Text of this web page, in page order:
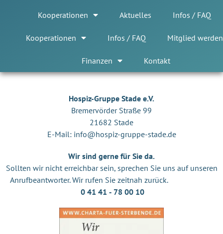
Kooperationen Aktuelles Infos / FAQ
Kooperationen Infos / FAQ Mitglied werden
Finanzen Kontakt
Hospiz-Gruppe Stade e.V.
Bremervörder Straße 99
21682 Stade
E-Mail: info@hospiz-gruppe-stade.de
Wir sind gerne für Sie da.
Sollten wir nicht erreichbar sein, sprechen Sie uns auf unseren
Anrufbeantworter. Wir rufen Sie zeitnah zurück.
0 41 41 ‐ 78 00 10